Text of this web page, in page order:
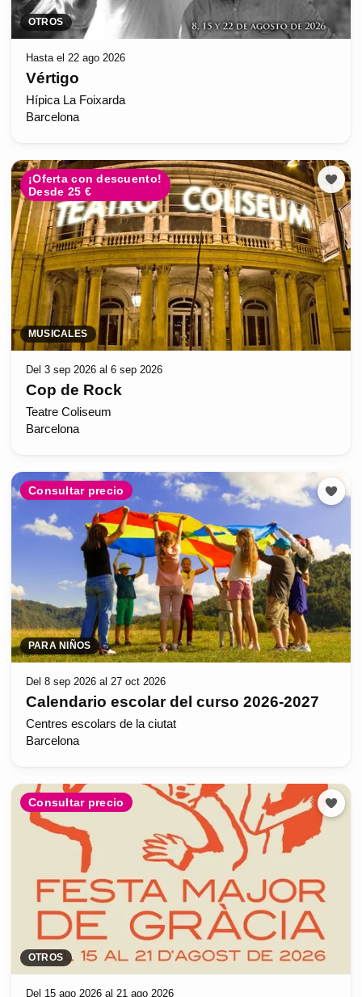
OTROS
Hasta el 22 ago 2026
Vértigo
Hípica La Foixarda
Barcelona
¡Oferta con descuento!
Desde 25 €
MUSICALES
Del 3 sep 2026 al 6 sep 2026
Cop de Rock
Teatre Coliseum
Barcelona
Consultar precio
PARA NIÑOS
Del 8 sep 2026 al 27 oct 2026
Calendario escolar del curso 2026-2027
Centres escolars de la ciutat
Barcelona
Consultar precio
OTROS
Del 15 ago 2026 al 21 ago 2026